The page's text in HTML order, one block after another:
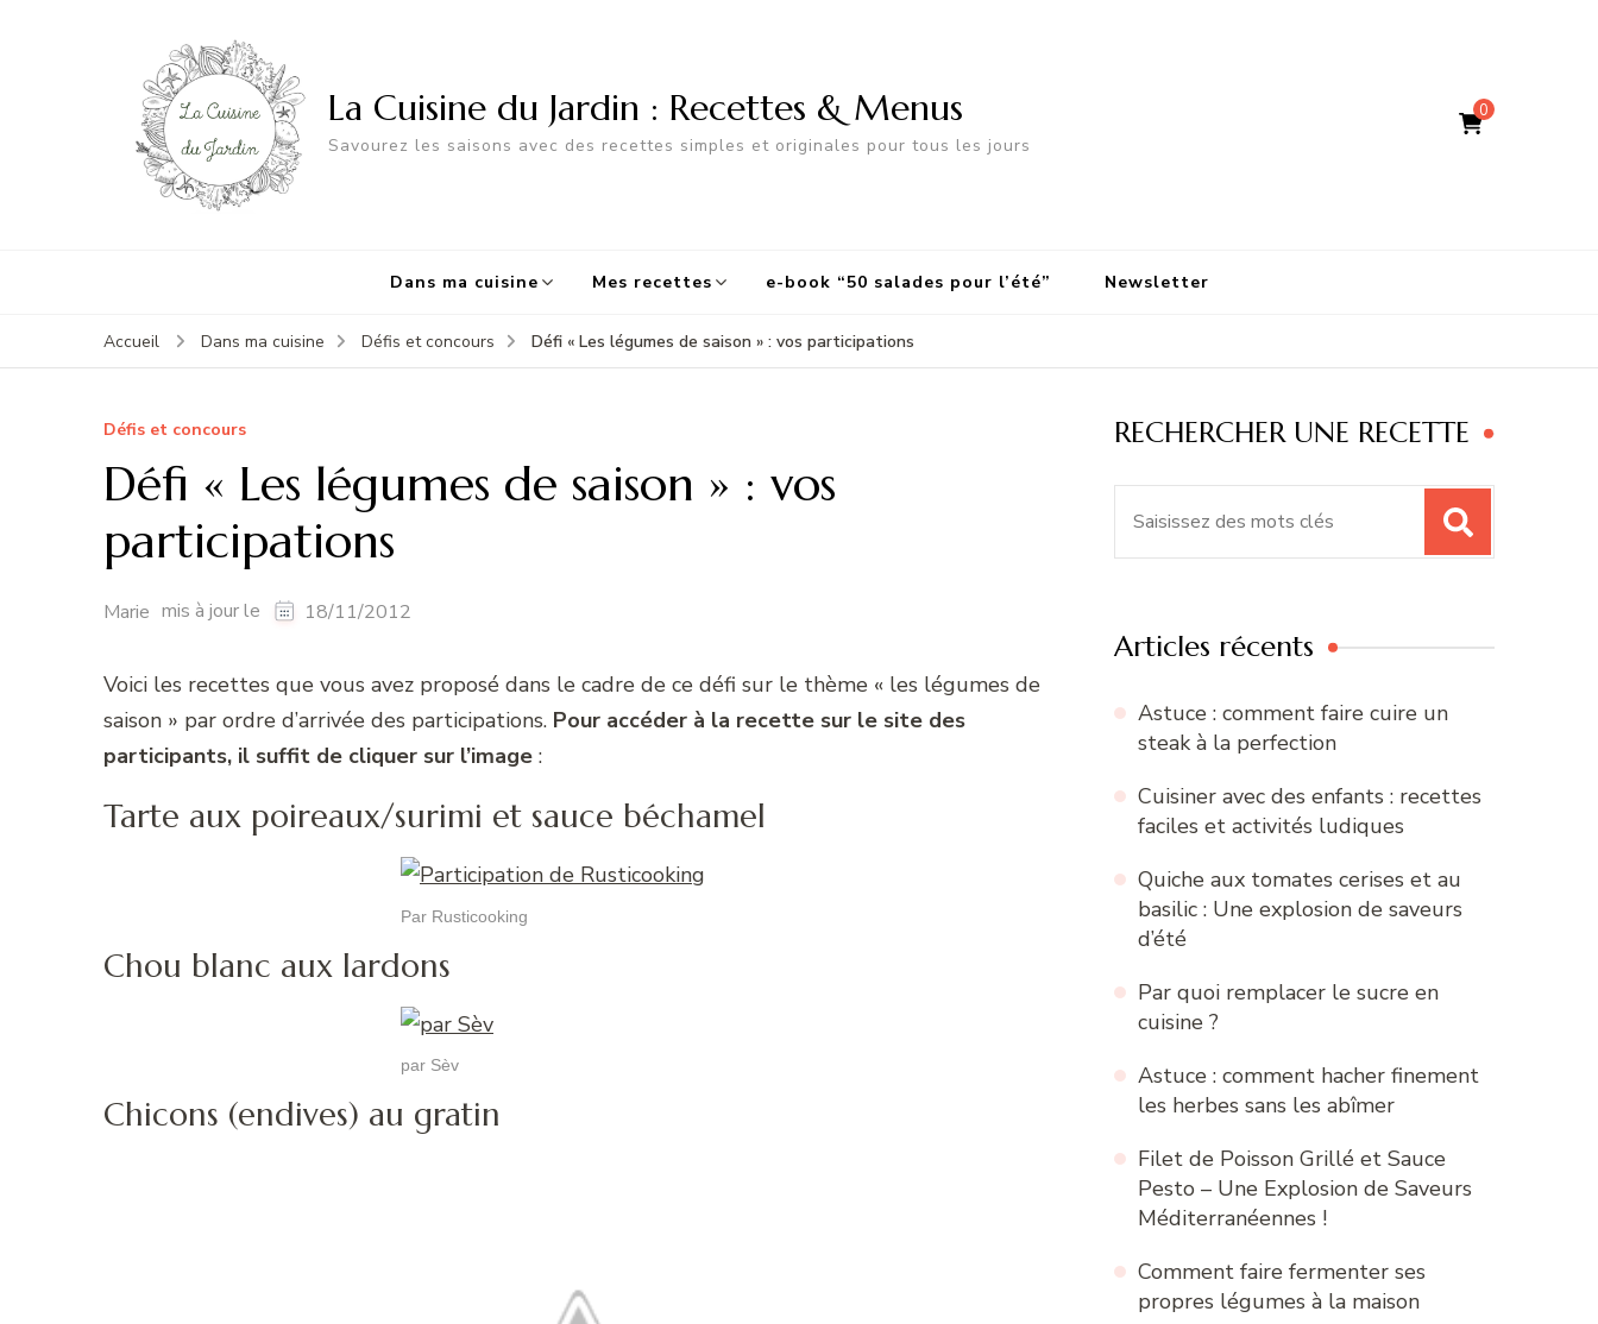
0
La Cuisine du Jardin : Recettes & Menus
Savourez les saisons avec des recettes simples et originales pour tous les jours
Dans ma cuisine Mes recettes e-book “50 salades pour l’été” Newsletter
Accueil Dans ma cuisine Défis et concours Défi « Les légumes de saison » : vos participations
Défis et concours
Défi « Les légumes de saison » : vos
participations
Marie mis à jour le 18/11/2012
Voici les recettes que vous avez proposé dans le cadre de ce défi sur le thème « les légumes de
saison » par ordre d’arrivée des participations. Pour accéder à la recette sur le site des
participants, il suffit de cliquer sur l’image :
Tarte aux poireaux/surimi et sauce béchamel
Par Rusticooking
Chou blanc aux lardons
par Sèv
Chicons (endives) au gratin
RECHERCHER UNE RECETTE
Articles récents
Astuce : comment faire cuire un
steak à la perfection
Cuisiner avec des enfants : recettes
faciles et activités ludiques
Quiche aux tomates cerises et au
basilic : Une explosion de saveurs
d’été
Par quoi remplacer le sucre en
cuisine ?
Astuce : comment hacher finement
les herbes sans les abîmer
Filet de Poisson Grillé et Sauce
Pesto – Une Explosion de Saveurs
Méditerranéennes !
Comment faire fermenter ses
propres légumes à la maison